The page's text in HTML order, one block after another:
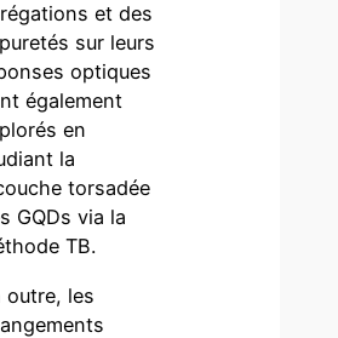
et des
sur leurs
optiques
également
en
la
torsadée
GQDs via la
TB.
outre, les